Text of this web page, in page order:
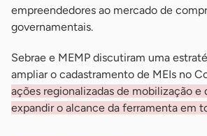
empreendedores ao mercado de
governamentais.
Sebrae e MEMP discutiram uma
ampliar o cadastramento de MEIs no
ações regionalizadas de mobilização e
expandir o alcance da ferramenta em